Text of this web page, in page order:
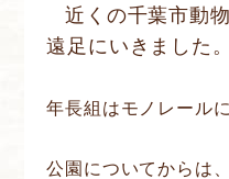
近くの千葉市動
遠足にいきました。
年長組はモノレール
公園についてからは